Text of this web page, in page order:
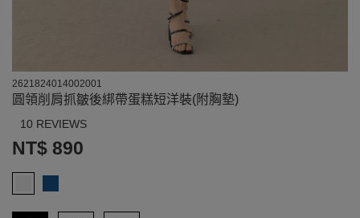
2621824014002001
圓領削肩抓皺後綁帶蛋糕短洋裝(附胸墊)
10 REVIEWS
NT$ 890